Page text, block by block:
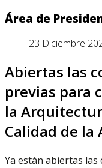
Área de
23 Diciembre
Abiertas las
previas para
la
Calidad de
Ya están abiertas